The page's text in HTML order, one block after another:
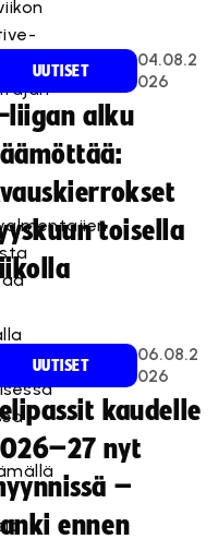
UUTISET
04.08.2
026
liigan alku
toisella
UUTISET
06.08.2
026
kaudelle
nyt
–
ennen